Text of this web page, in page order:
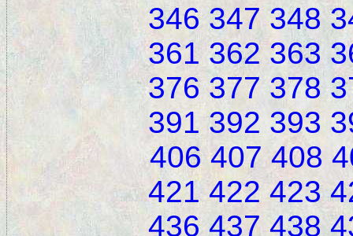
346 347 348
361 362 363
376 377 378
391 392 393
406 407 408
421 422 423
436 437 438